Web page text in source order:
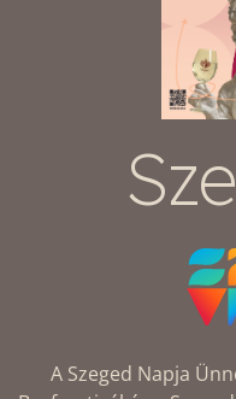
A Szeged Napja